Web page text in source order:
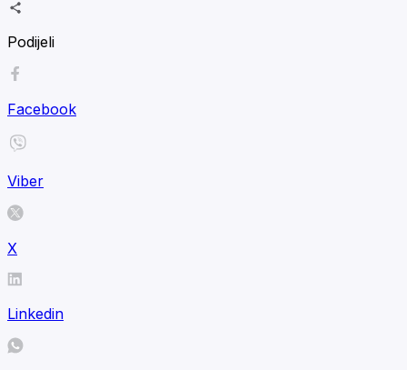
Podijeli
Facebook
Viber
X
Linkedin